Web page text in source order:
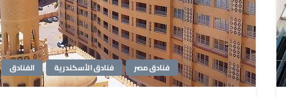
الفنادق فنادق الأسكندرية فنادق مصر